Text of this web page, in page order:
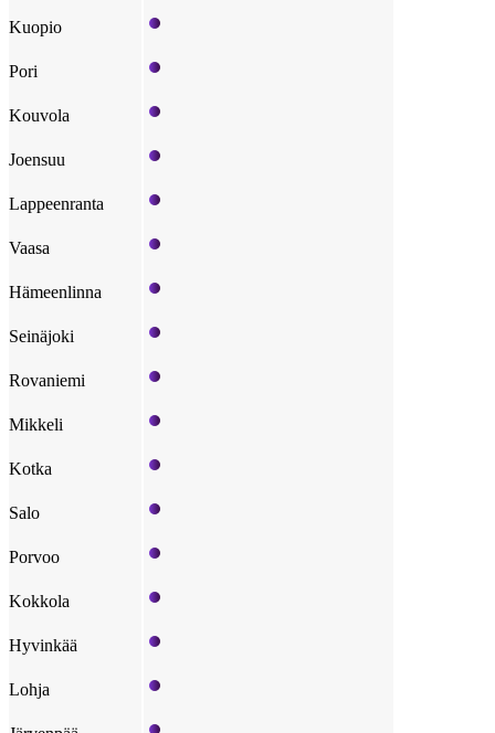
Kuopio
Pori
Kouvola
Joensuu
Lappeenranta
Vaasa
Hämeenlinna
Seinäjoki
Rovaniemi
Mikkeli
Kotka
Salo
Porvoo
Kokkola
Hyvinkää
Lohja